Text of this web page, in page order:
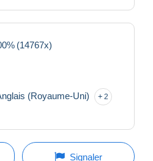
(14767x)
(Royaume-Uni) 2
Signaler